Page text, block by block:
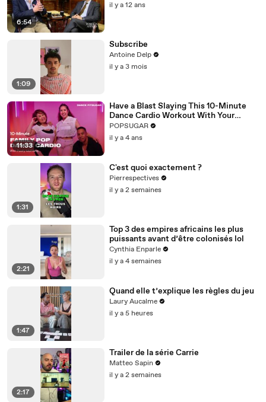
6:54
il y a 12 ans
1:09
Subscribe
Antoine Delp
il y a 3 mois
11:33
Have a Blast Slaying This 10-Minute
Dance Cardio Workout With Your
Family
POPSUGAR
il y a 4 ans
1:31
C'est quoi exactement ?
Pierrespectives
il y a 2 semaines
2:21
Top 3 des empires africains les plus
puissants avant d’être colonisés lol
Cynthia Enparle
il y a 4 semaines
1:47
Quand elle t’explique les règles du jeu
Laury Aucalme
il y a 5 heures
2:17
Trailer de la série Carrie
Matteo Sapin
il y a 2 semaines